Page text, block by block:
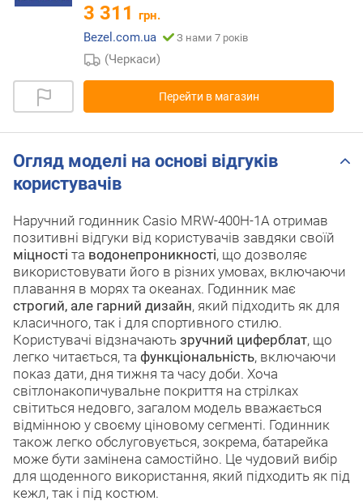
3 311 грн.
Bezel.com.ua
З нами 7 років
(Черкаси)
Перейти в магазин
Огляд моделі на основі відгуків
користувачів
Наручний годинник Casio MRW-400H-1A отримав
позитивні відгуки від користувачів завдяки своїй
міцності та водонепроникності, що дозволяє
використовувати його в різних умовах, включаючи
плавання в морях та океанах. Годинник має
строгий, але гарний дизайн, який підходить як для
класичного, так і для спортивного стилю.
Користувачі відзначають зручний циферблат, що
легко читається, та функціональність, включаючи
показ дати, дня тижня та часу доби. Хоча
світлонакопичувальне покриття на стрілках
світиться недовго, загалом модель вважається
відмінною у своєму ціновому сегменті. Годинник
також легко обслуговується, зокрема, батарейка
може бути замінена самостійно. Це чудовий вибір
для щоденного використання, який підходить як під
кежл, так і під костюм.